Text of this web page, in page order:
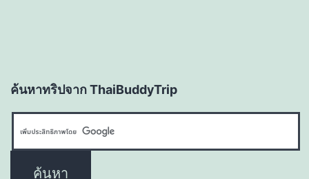
ค้นหาทริปจาก ThaiBuddyTrip